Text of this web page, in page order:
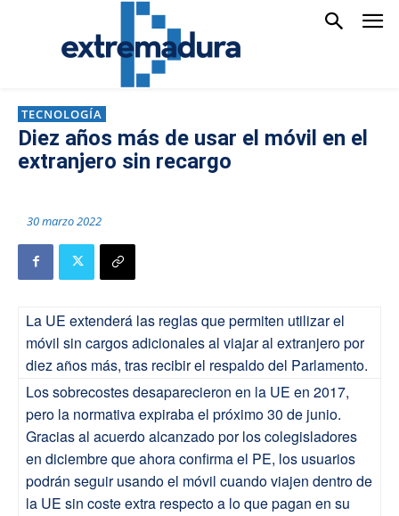
TECNOLOGÍA
Diez años más de usar el móvil en el
extranjero sin recargo
30 marzo 2022
La UE extenderá las reglas que permiten utilizar el
móvil sin cargos adicionales al viajar al extranjero por
diez años más, tras recibir el respaldo del Parlamento.
Los sobrecostes desaparecieron en la UE en 2017,
pero la normativa expiraba el próximo 30 de junio.
Gracias al acuerdo alcanzado por los colegisladores
en diciembre que ahora confirma el PE, los usuarios
podrán seguir usando el móvil cuando viajen dentro de
la UE sin coste extra respecto a lo que pagan en su